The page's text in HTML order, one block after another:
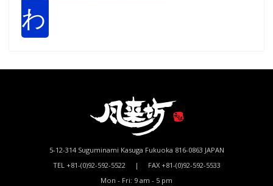
わ
5-12-314 Suguminami Kasuga Fukuoka 816-0863 JAPAN
TEL +81-(0)92-592-5522 | FAX +81-(0)92-592-5533
Mon - Fri: 9 am - 5 pm